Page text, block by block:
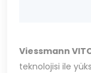
Viessmann
teknolojisi ile